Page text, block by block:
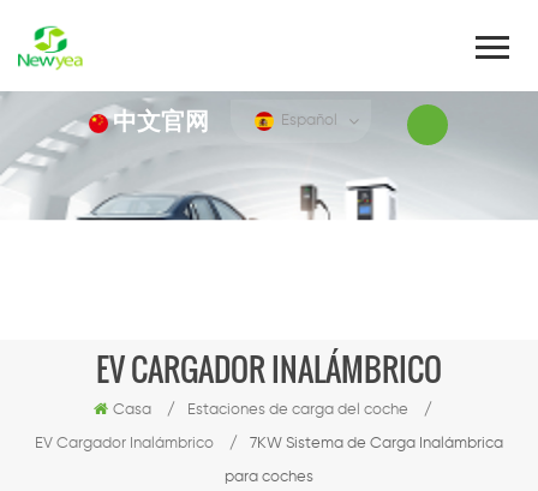
中文官网 Español
EV CARGADOR INALÁMBRICO
Casa / Estaciones de carga del coche /
EV Cargador Inalámbrico / 7KW Sistema de Carga Inalámbrica
para coches